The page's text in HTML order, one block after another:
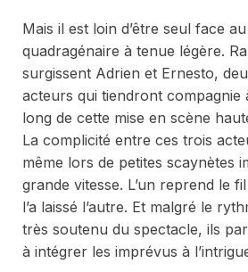
Mais il est loin d’être seul face
quadragénaire à tenue légère.
surgissent Adrien et Ernesto,
acteurs qui tiendront compagnie
long de cette mise en scène
La complicité entre ces trois
même lors de petites scaynètes
grande vitesse. L’un reprend le
l’a laissé l’autre. Et malgré le
très soutenu du spectacle, ils
à intégrer les imprévus à